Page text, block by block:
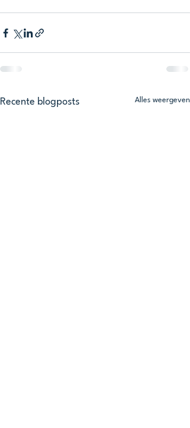
Recente blogposts Alles weergeven